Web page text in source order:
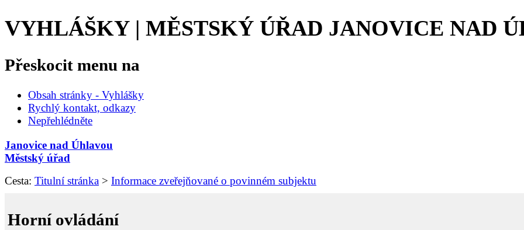
VYHLÁŠKY | MĚSTSKÝ ÚŘAD JANOVICE NAD
Přeskocit menu na
Obsah stránky - Vyhlášky
Rychlý kontakt, odkazy
Nepřehlédněte
Janovice nad Úhlavou
Městský úřad
Cesta: Titulní stránka > Informace zveřejňované o povinném subjektu
Horní ovládání